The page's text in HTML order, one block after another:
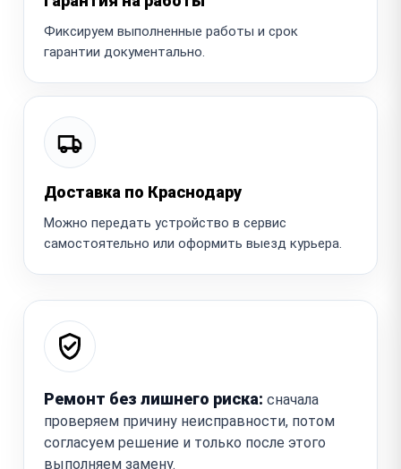
Фиксируем выполненные работы и срок
гарантии документально.
Доставка по Краснодару
Можно передать устройство в сервис
самостоятельно или оформить выезд курьера.
Ремонт без лишнего риска: сначала
проверяем причину неисправности, потом
согласуем решение и только после этого
выполняем замену.